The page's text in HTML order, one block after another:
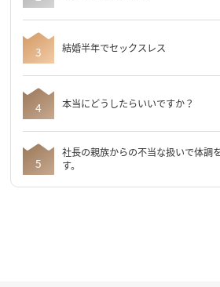
結婚半年でセックスレス
本当にどうしたらいいですか？
社長の親族からの不当な扱いで体調
す。